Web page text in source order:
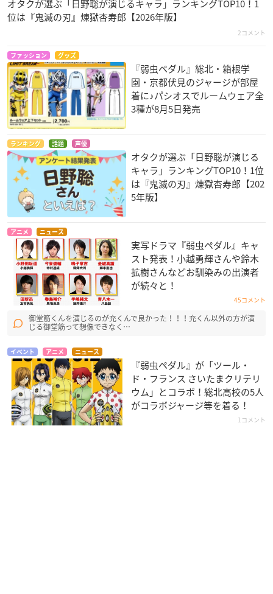
オタクが選ぶ「日野聡が演じるキャラ」ランキングTOP10！1
位は『鬼滅の刃』煉󠄁獄杏寿郎【2026年版】
2コメント
ファッション グッズ
『弱虫ペダル』総北・箱根学
園・京都伏見のジャージが部屋
着に♪パシオスでルームウェア全
3種が8月5日発売
ランキング 話題 声優
オタクが選ぶ「日野聡が演じる
キャラ」ランキングTOP10！1位
は『鬼滅の刃』煉󠄁獄杏寿郎【202
5年版】
アニメ ニュース
実写ドラマ『弱虫ペダル』キャ
スト発表！小越勇輝さんや鈴木
拡樹さんなどお馴染みの出演者
が続々と！
45コメント
御堂筋くんを演じるのが充くんで良かった！！！充くん以外の方が演
じる御堂筋って想像できなく…
イベント アニメ ニュース
『弱虫ペダル』が「ツール・
ド・フランス さいたまクリテリ
ウム」とコラボ！総北高校の5人
がコラボジャージ等を着る！
1コメント